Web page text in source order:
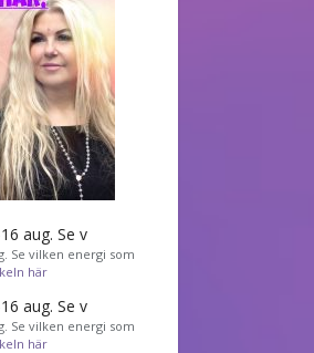
aug. Se v
Se vilken energi som
här
aug. Se v
Se vilken energi som
här